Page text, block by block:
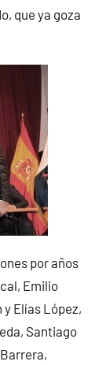
que ya goza
por años
Emilio
Elías López,
Santiago